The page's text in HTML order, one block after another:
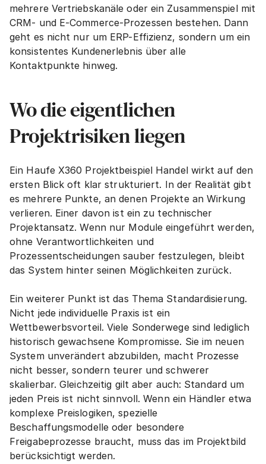
mehrere Vertriebskanäle oder ein Zusammenspiel mit
CRM- und E-Commerce-Prozessen bestehen. Dann
geht es nicht nur um ERP-Effizienz, sondern um ein
konsistentes Kundenerlebnis über alle
Kontaktpunkte hinweg.
Wo die eigentlichen
Projektrisiken liegen
Ein Haufe X360 Projektbeispiel Handel wirkt auf den
ersten Blick oft klar strukturiert. In der Realität gibt
es mehrere Punkte, an denen Projekte an Wirkung
verlieren. Einer davon ist ein zu technischer
Projektansatz. Wenn nur Module eingeführt werden,
ohne Verantwortlichkeiten und
Prozessentscheidungen sauber festzulegen, bleibt
das System hinter seinen Möglichkeiten zurück.
Ein weiterer Punkt ist das Thema Standardisierung.
Nicht jede individuelle Praxis ist ein
Wettbewerbsvorteil. Viele Sonderwege sind lediglich
historisch gewachsene Kompromisse. Sie im neuen
System unverändert abzubilden, macht Prozesse
nicht besser, sondern teurer und schwerer
skalierbar. Gleichzeitig gilt aber auch: Standard um
jeden Preis ist nicht sinnvoll. Wenn ein Händler etwa
komplexe Preislogiken, spezielle
Beschaffungsmodelle oder besondere
Freigabeprozesse braucht, muss das im Projektbild
berücksichtigt werden.